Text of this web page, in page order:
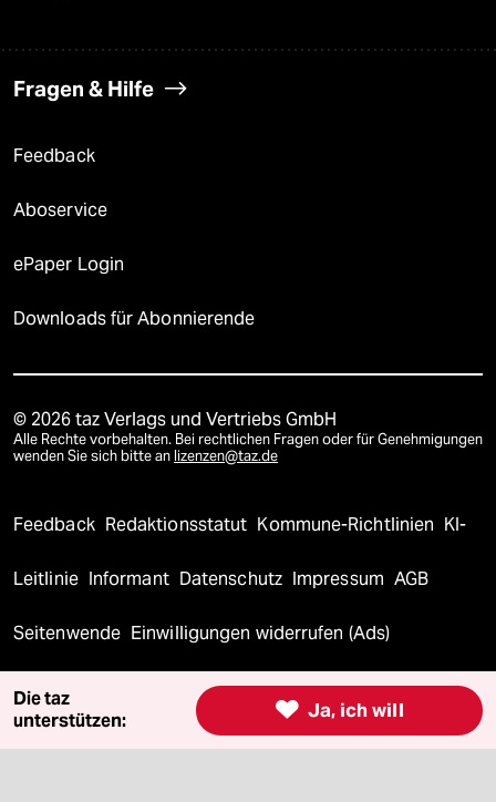
Fragen & Hilfe
Feedback
Aboservice
ePaper Login
Downloads für Abonnierende
© 2026 taz Verlags und Vertriebs GmbH
Alle Rechte vorbehalten. Bei rechtlichen Fragen oder für Genehmigungen
wenden Sie sich bitte an lizenzen@taz.de
Feedback Redaktionsstatut Kommune-Richtlinien KI-
Leitlinie Informant Datenschutz Impressum AGB
Seitenwende Einwilligungen widerrufen (Ads)
 Ja, ich will
Die taz
unterstützen: